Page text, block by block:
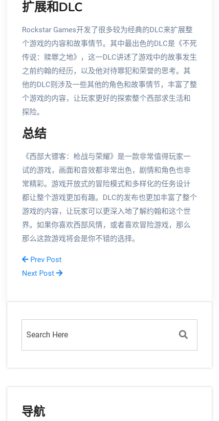
扩展和DLC
Rockstar Games开发了很多较为经典的DLC来扩展整
个游戏的内容和故事情节。其中最出色的DLC是《不死
传说：赎罪之地》，这一DLC讲述了游戏中的故事发生
之前约翰的经历，以及他对待罪犯和荣誉的思考。其
他的DLC则涉及一些其他的角色和故事情节，丰富了整
个游戏的内容，让玩家更好的探索整个西部求生活和
探险。
总结
《西部大镖客：枪战与荣耀》是一款非常值得玩家一
试的游戏，画面和音效都非常出色，剧情和角色也非
常精彩。游戏开放式的冒险模式和多样化的任务设计
都让整个游戏更加有趣。DLC的发布也更加丰富了整个
游戏的内容，让玩家可以更深入地了解约翰和这个世
界。如果你喜欢西部风情，或者喜欢冒险游戏，那么
那么这款游戏将会是你不错的选择。
Prev Post
Next Post
导航